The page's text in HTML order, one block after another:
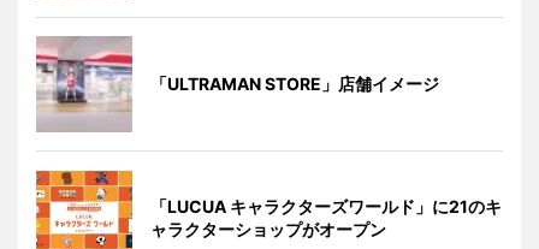
「ULTRAMAN STORE」店舗イメージ
「LUCUA キャラクターズワールド」に21のキ
ャラクターショップがオープン